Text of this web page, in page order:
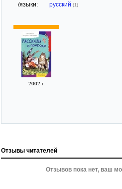
/языки: русский (1)
2002 г.
Отзывы читателей
Отзывов пока нет, ваш